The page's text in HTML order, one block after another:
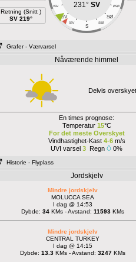
Retning (Snitt )
SV 219°
VSV ØSØ
SV SØ
SSV SSØ
S
231° SV
Grafer - Værvarsel
Nåværende himmel
Delvis overskyet
En times prognose:
Temperatur 15°C
For det meste Overskyet
Vindhastighet-Kast 4-6m/s
UVI varsel 3 Regn 0%
Historie - Flyplass
Jordskjelv
Mindre jordskjelv
MOLUCCA SEA
I dag @ 14:53
Dybde: 34KMs - Avstand: 11593KMs
Mindre jordskjelv
CENTRAL TURKEY
I dag @ 14:15
Dybde: 13.3KMs - Avstand: 3247KMs